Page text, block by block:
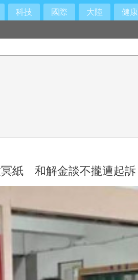
科技 國際 大陸 健康
冥紙 和解金談不攏遭起訴